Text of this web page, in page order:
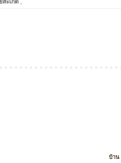
สะเก็ด ,
บ้าน